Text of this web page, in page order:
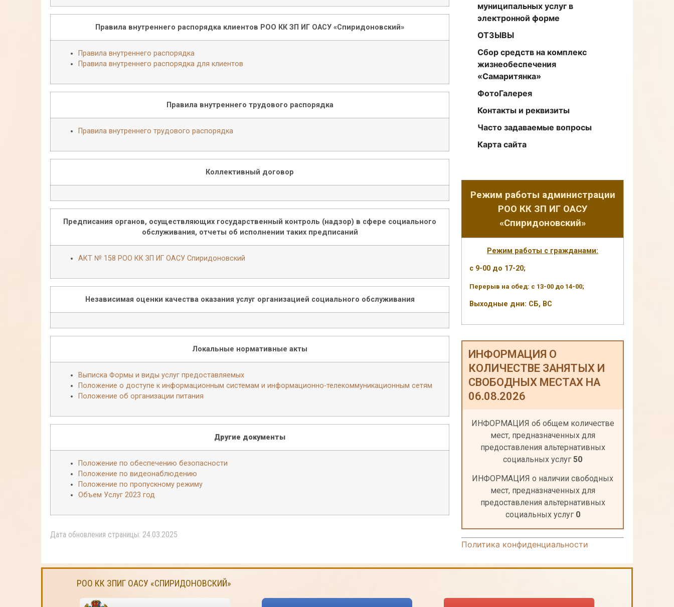
Правила внутреннего распорядка клиентов РОО КК ЗП ИГ ОАСУ «Спиридоновский»
Правила внутреннего распорядка
Правила внутреннего распорядка для клиентов
Правила внутреннего трудового распорядка
Правила внутреннего трудового распорядка
Коллективный договор
Предписания органов, осуществляющих государственный контроль (надзор) в сфере социального
обслуживания, отчеты об исполнении таких предписаний
АКТ № 158 РОО КК ЗП ИГ ОАСУ Спиридоновский
Независимая оценки качества оказания услуг организацией социального обслуживания
Локальные нормативные акты
Выписка Формы и виды услуг предоставляемых
Положение о доступе к информационным системам и информационно-телекоммуникационным сетям
Положение об организации питания
Другие документы
Положение по обеспечению безопасности
Положение по видеонаблюдению
Положение по пропускному режиму
Объем Услуг 2023 год
Дата обновления страницы: 24.03.2025
муниципальных услуг в
электронной форме
ОТЗЫВЫ
Сбор средств на комплекс
жизнеобеспечения
«Самаритянка»
ФотоГалерея
Контакты и реквизиты
Часто задаваемые вопросы
Карта сайта
Режим работы администрации
РОО КК ЗП ИГ ОАСУ
«Спиридоновский»
Режим работы с гражданами:
с 9-00 до 17-20;
Перерыв на обед: с 13-00 до 14-00;
Выходные дни: СБ, ВС
ИНФОРМАЦИЯ О
КОЛИЧЕСТВЕ ЗАНЯТЫХ И
СВОБОДНЫХ МЕСТАХ НА
06.08.2026
ИНФОРМАЦИЯ об общем количестве
мест, предназначенных для
предоставления альтернативных
социальных услуг 50
ИНФОРМАЦИЯ о наличии свободных
мест, предназначенных для
предоставления альтернативных
социальных услуг 0
Политика конфиденциальности
РОО КК ЗПИГ ОАСУ «СПИРИДОНОВСКИЙ»